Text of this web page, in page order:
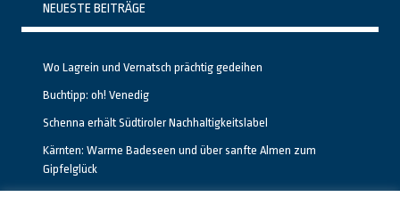
NEUESTE BEITRÄGE
Wo Lagrein und Vernatsch prächtig gedeihen
Buchtipp: oh! Venedig
Schenna erhält Südtiroler Nachhaltigkeitslabel
Kärnten: Warme Badeseen und über sanfte Almen zum
Gipfelglück